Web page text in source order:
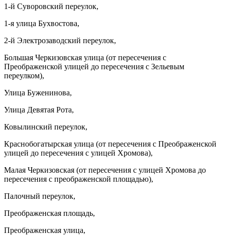
1-й Суворовский переулок,
1-я улица Бухвостова,
2-й Электрозаводский переулок,
Большая Черкизовская улица (от пересечения с
Преображенской улицей до пересечения с Зельевым
переулком),
Улица Буженинова,
Улица Девятая Рота,
Ковылинский переулок,
Краснобогатырская улица (от пересечения с Преображенской
улицей до пересечения с улицей Хромова),
Малая Черкизовская (от пересечения с улицей Хромова до
пересечения с преображенской площадью),
Палочный переулок,
Преображенская площадь,
Преображенская улица,